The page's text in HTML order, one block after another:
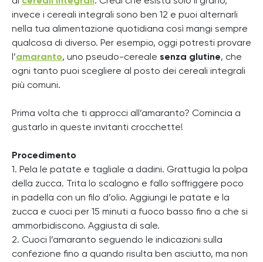
invece i cereali integrali sono ben 12 e puoi alternarli
nella tua alimentazione quotidiana così mangi sempre
qualcosa di diverso. Per esempio, oggi potresti provare
l’amaranto, uno pseudo-cereale senza glutine, che
ogni tanto puoi scegliere al posto dei cereali integrali
più comuni.
Prima volta che ti approcci all’amaranto? Comincia a
gustarlo in queste invitanti crocchette!
Procedimento
1. Pela le patate e tagliale a dadini. Grattugia la polpa
della zucca. Trita lo scalogno e fallo soffriggere poco
in padella con un filo d’olio. Aggiungi le patate e la
zucca e cuoci per 15 minuti a fuoco basso fino a che si
ammorbidiscono. Aggiusta di sale.
2. Cuoci l’amaranto seguendo le indicazioni sulla
confezione fino a quando risulta ben asciutto, ma non